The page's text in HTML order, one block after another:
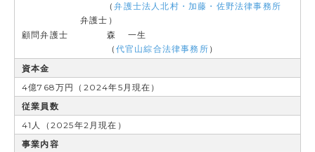
（弁護士法人北村・加藤・佐野法律事務所
弁護士）
顧問弁護士 森 一生
（ 代官山綜合法律事務所 ）
資本金
4億768万円（2024年5月現在）
従業員数
41人（2025年2月現在）
事業内容